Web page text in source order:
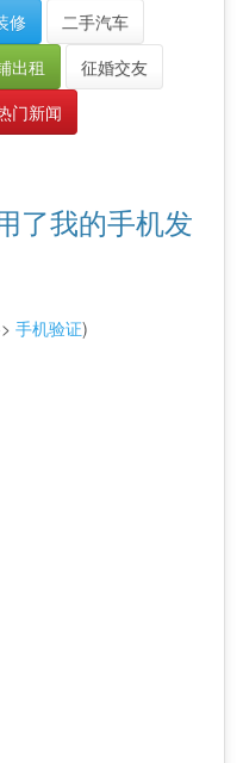
修
二手汽车
出租
征婚交友
门新闻
了我的手机发
手机验证)